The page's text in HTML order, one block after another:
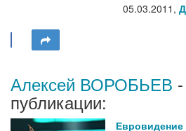
05.03.2011,
Алексей ВОРОБЬЕВ
публикации:
Евровидение